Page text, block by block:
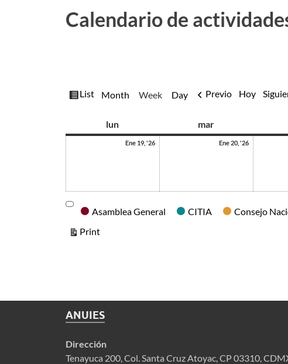
Calendario de
View
List Month Week Day Previo Hoy
lun mar
Ene 19, '26 Ene 20, '26
CategoriesAsamblea General CITIA Consejo
PrintView
ANUIES
Dirección
Tenayuca 200, Col. Santa Cruz Atoyac, CP 03310,